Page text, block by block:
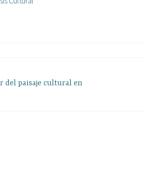
del paisaje cultural en